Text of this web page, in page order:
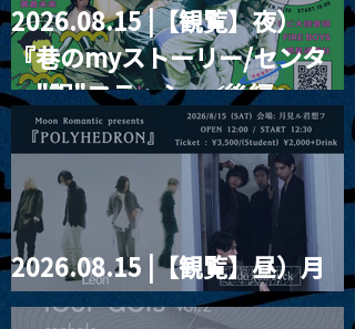
2026.08.15 |【観覧】夜）
『巷のmyストーリー/センタ
ー"訳"フラッシュ⚡️後編』
2026.08.15 |【観覧】昼）月
見ルpre.『POLYHEDRON』